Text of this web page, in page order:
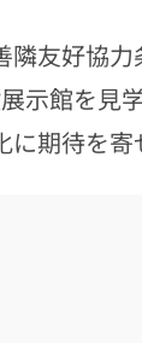
友好協
示館を見
期待を寄